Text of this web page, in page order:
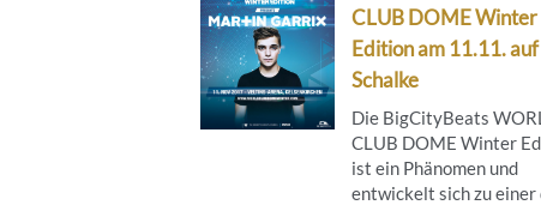
CLUB DOME Winter
Edition am 11.11. auf
Schalke
Die BigCityBeats
CLUB DOME Winter
ist ein Phänomen und
entwickelt sich zu einer